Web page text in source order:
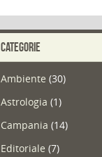
CATEGORIE
Ambiente (30)
Astrologia (1)
Campania (14)
Editoriale (7)